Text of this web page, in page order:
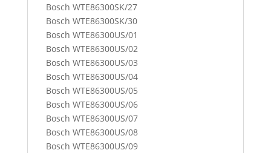
Bosch WTE86300SK/27
Bosch WTE86300SK/30
Bosch WTE86300US/01
Bosch WTE86300US/02
Bosch WTE86300US/03
Bosch WTE86300US/04
Bosch WTE86300US/05
Bosch WTE86300US/06
Bosch WTE86300US/07
Bosch WTE86300US/08
Bosch WTE86300US/09